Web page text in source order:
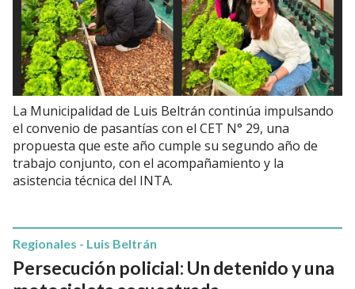
La Municipalidad de Luis Beltrán continúa impulsando
el convenio de pasantías con el CET N° 29, una
propuesta que este año cumple su segundo año de
trabajo conjunto, con el acompañamiento y la
asistencia técnica del INTA.
Persecución policial: Un detenido y una
Regionales - Luis Beltrán